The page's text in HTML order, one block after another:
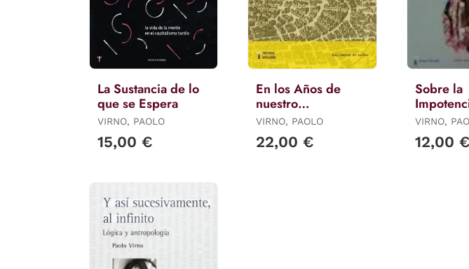
La Sustancia de lo
que se Espera
VIRNO, PAOLO
15,00 €
En los Años de
nuestro
Descontento
VIRNO, PAOLO
22,00 €
Sobre la
VIRNO,
12,00 €